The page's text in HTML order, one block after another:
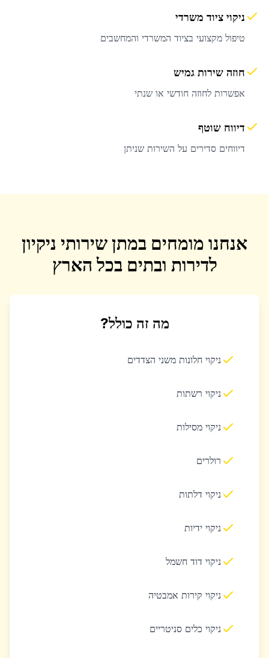
ניקוי ציוד משרדי
טיפול מקצועי בציוד המשרדי והמחשבים
חוזה שירות גמיש
אפשרות לחוזה חודשי או שנתי
דיווח שוטף
דיווחים סדירים על השירות שניתן
אנחנו מומחים במתן שירותי ניקיון
לדירות ובתים בכל הארץ
מה זה כולל?
ניקוי חלונות משני הצדדים
ניקוי רשתות
ניקוי מסילות
רולרים
ניקוי דלתות
ניקוי ידיות
ניקוי דוד חשמל
ניקוי קירות אמבטיה
ניקוי כלים סניטריים